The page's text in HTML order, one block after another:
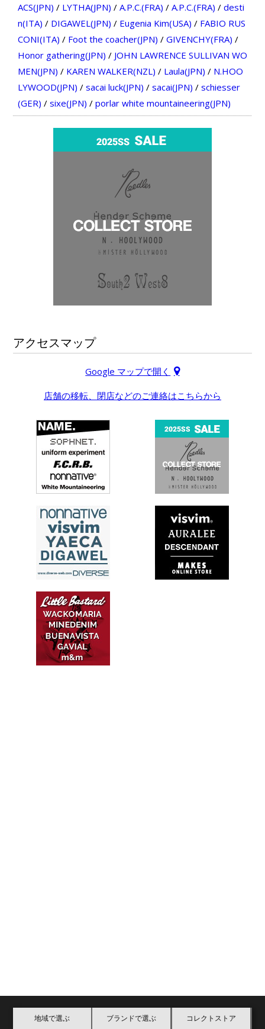
ACS(JPN) / LYTHA(JPN) / A.P.C.(FRA) / A.P.C.(FRA) / desti
n(ITA) / DIGAWEL(JPN) / Eugenia Kim(USA) / FABIO RUS
CONI(ITA) / Foot the coacher(JPN) / GIVENCHY(FRA) /
Honor gathering(JPN) / JOHN LAWRENCE SULLIVAN WO
MEN(JPN) / KAREN WALKER(NZL) / Laula(JPN) / N.HOO
LYWOOD(JPN) / sacai luck(JPN) / sacai(JPN) / schiesser
(GER) / sixe(JPN) / porlar white mountaineering(JPN)
アクセスマップ
Google マップで開く
店舗の移転、閉店などのご連絡はこちらから
地域で選ぶ ブランドで選ぶ コレクトストア